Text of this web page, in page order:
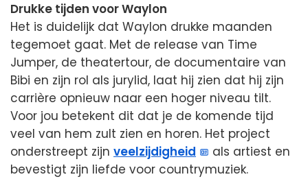
Drukke tijden voor Waylon
Het is duidelijk dat Waylon drukke maanden
tegemoet gaat. Met de release van Time
Jumper, de theatertour, de documentaire van
Bibi en zijn rol als jurylid, laat hij zien dat hij zijn
carrière opnieuw naar een hoger niveau tilt.
Voor jou betekent dit dat je de komende tijd
veel van hem zult zien en horen. Het project
onderstreept zijn veelzijdigheid
als artiest en
bevestigt zijn liefde voor countrymuziek.